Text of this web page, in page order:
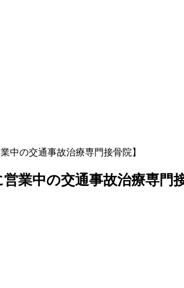
中の交通事故治療専門接骨院】
業中の交通事故治療専門